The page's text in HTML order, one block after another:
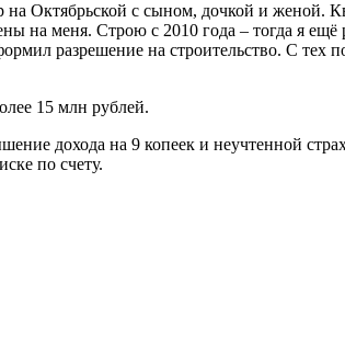
Октябрьской с сыном, дочкой и женой.
на меня. Строю с 2010 года – тогда я ещё
разрешение на строительство. С
15 млн рублей.
дохода на 9 копеек и неучтенной
по счету.